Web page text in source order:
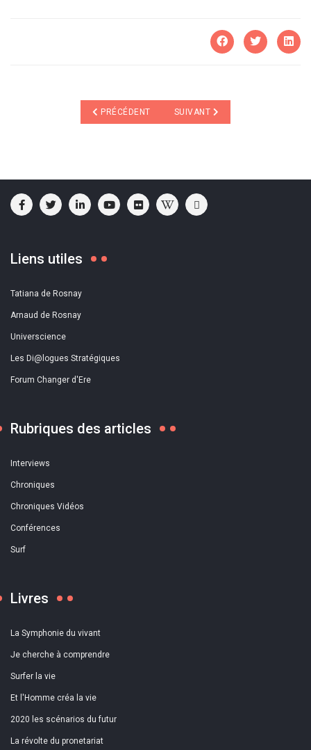
ARTICLE PRÉCÉDENT : "PASSONS LE RELAIS AUX
PRÉCÉDENT ARTICLE SUIVANT : DES
SUIVANT
Liens utiles
Tatiana de Rosnay
Arnaud de Rosnay
Universcience
Les Di@logues Stratégiques
Forum Changer d'Ere
Rubriques des articles
Interviews
Chroniques
Chroniques Vidéos
Conférences
Surf
Livres
La Symphonie du vivant
Je cherche à comprendre
Surfer la vie
Et l'Homme créa la vie
2020 les scénarios du futur
La révolte du pronetariat